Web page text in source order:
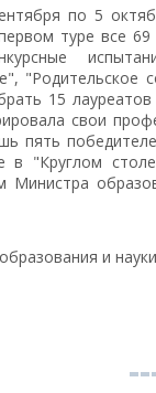
по 5
туре все 69
"Родительское
15
свои
пять
в "Круглом
Министра
и